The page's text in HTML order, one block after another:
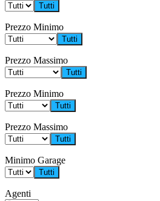
Tutti
Prezzo Minimo
Tutti
Prezzo Massimo
Tutti
Prezzo Minimo
Tutti
Prezzo Massimo
Tutti
Minimo Garage
Tutti
Agenti